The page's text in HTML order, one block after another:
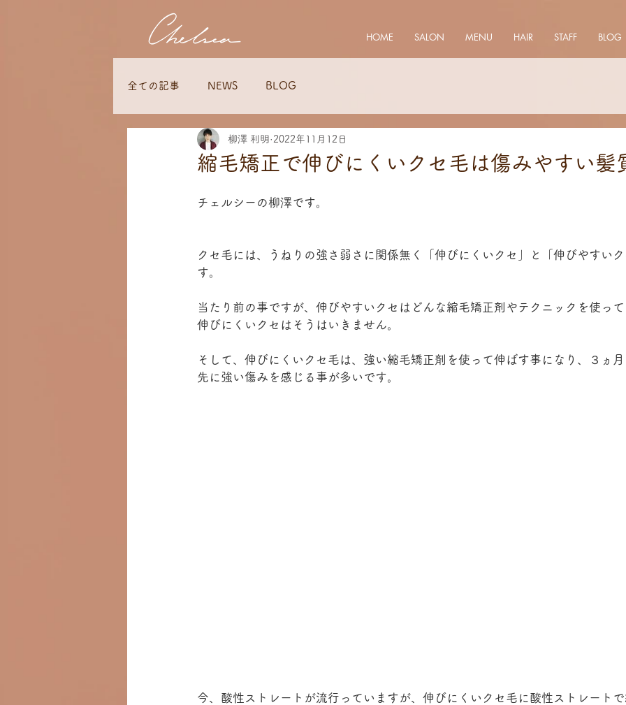
HOME SALON MENU HAIR STAFF BLOG
全ての記事 NEWS BLOG
縮毛矯正で伸びにくいクセ毛は傷みやすい髪
柳澤 利明 2022年11月12日
チェルシーの柳澤です。
クセ毛には、うねりの強さ弱さに関係無く「伸びにくいクセ」と「伸びやすい
す。
当たり前の事ですが、伸びやすいクセはどんな縮毛矯正剤やテクニックを使っ
伸びにくいクセはそうはいきません。
そして、伸びにくいクセ毛は、強い縮毛矯正剤を使って伸ばす事になり、３ヵ
先に強い傷みを感じる事が多いです。
今、酸性ストレートが流行っていますが、伸びにくいクセ毛に酸性ストレート